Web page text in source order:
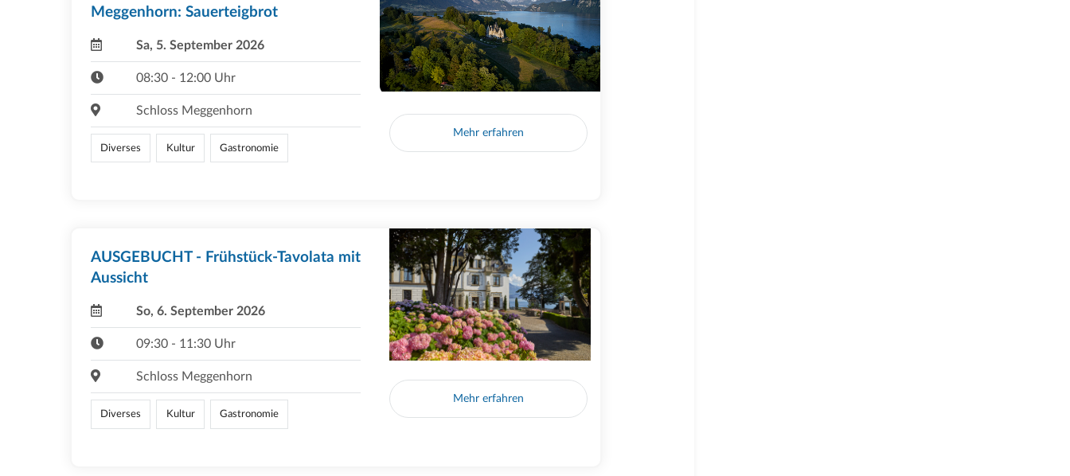
Meggenhorn: Sauerteigbrot
Sa, 5. September 2026
08:30 - 12:00 Uhr
Schloss Meggenhorn
Diverses Kultur Gastronomie
Mehr erfahren
AUSGEBUCHT - Frühstück-Tavolata mit
Aussicht
So, 6. September 2026
09:30 - 11:30 Uhr
Schloss Meggenhorn
Diverses Kultur Gastronomie
Mehr erfahren